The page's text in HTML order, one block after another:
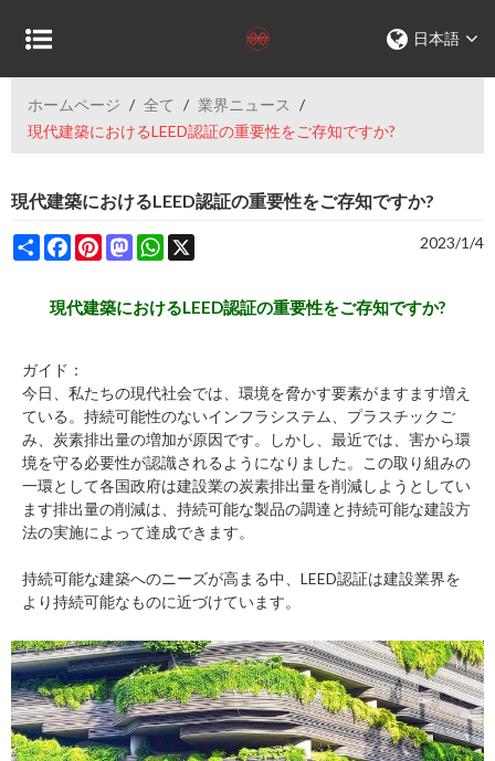
日本語
ホームページ / 全て / 業界ニュース /
現代建築におけるLEED認証の重要性をご存知ですか?
現代建築におけるLEED認証の重要性をご存知ですか?
ShareFacebookPinterestMastodonWhatsApp 2023/1/4
現代建築におけるLEED認証の重要性をご存知ですか?
ガイド：
今日、私たちの現代社会では、環境を脅かす要素がますます増え
ている。持続可能性のないインフラシステム、プラスチックご
み、炭素排出量の増加が原因です。しかし、最近では、害から環
境を守る必要性が認識されるようになりました。この取り組みの
一環として各国政府は建設業の炭素排出量を削減しようとしてい
ます排出量の削減は、持続可能な製品の調達と持続可能な建設方
法の実施によって達成できます。
持続可能な建築へのニーズが高まる中、LEED認証は建設業界を
より持続可能なものに近づけています。